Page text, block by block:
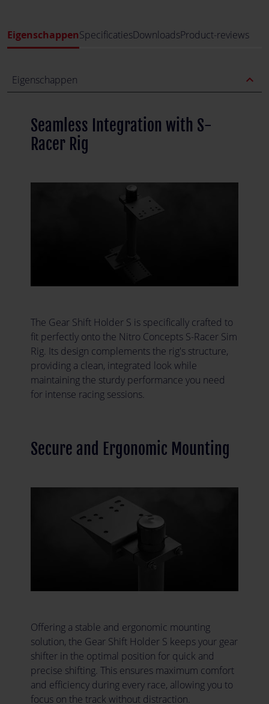
EigenschappenSpecificatiesDownloadsProduct-reviews
Eigenschappen expand_less
Seamless Integration with S-
Racer Rig
The Gear Shift Holder S is specifically crafted to
fit perfectly onto the Nitro Concepts S-Racer Sim
Rig. Its design complements the rig's structure,
providing a clean, integrated look while
maintaining the sturdy performance you need
for intense racing sessions.
Secure and Ergonomic Mounting
Offering a stable and ergonomic mounting
solution, the Gear Shift Holder S keeps your gear
shifter in the optimal position for quick and
precise shifting. This ensures maximum comfort
and efficiency during every race, allowing you to
focus on the track without distraction.